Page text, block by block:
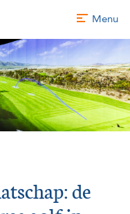
Menu
de